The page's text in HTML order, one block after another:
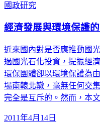
國政研究
經濟發展與環境保護
近來國內對是否應推動國
過國光石化投資，提振經
環保團體卻以環境保護為
場南轅北轍，毫無任何交
完全是互斥的。然而，本文
2011年4月14日